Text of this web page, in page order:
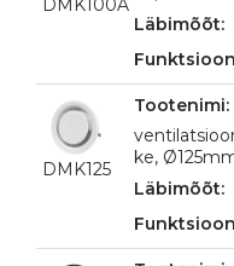
DMK100A
DMK125
ke,